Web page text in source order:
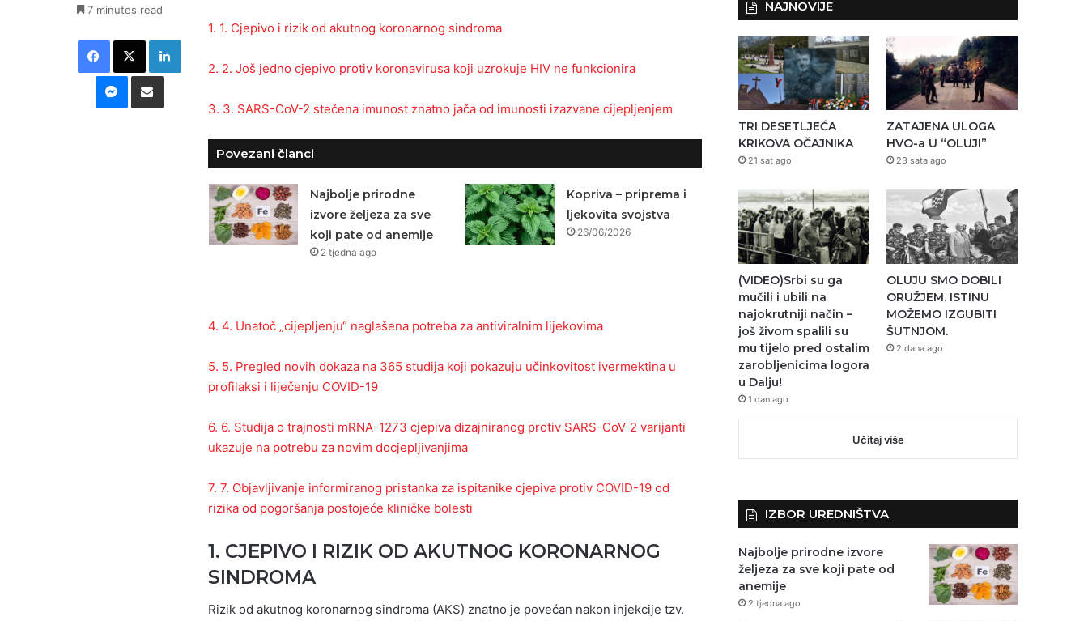
1. 1. Cjepivo i rizik od akutnog koronarnog sindroma
2. 2. Još jedno cjepivo protiv koronavirusa koji uzrokuje HIV ne funkcionira
3. 3. SARS-CoV-2 stečena imunost znatno jača od imunosti izazvane cijepljenjem
Povezani članci
Najbolje prirodne
izvore željeza za sve
koji pate od anemije
2 tjedna ago
Kopriva – priprema i
ljekovita svojstva
26/06/2026
4. 4. Unatoč „cijepljenju“ naglašena potreba za antiviralnim lijekovima
5. 5. Pregled novih dokaza na 365 studija koji pokazuju učinkovitost ivermektina u
profilaksi i liječenju COVID-19
6. 6. Studija o trajnosti mRNA-1273 cjepiva dizajniranog protiv SARS-CoV-2 varijanti
ukazuje na potrebu za novim docjepljivanjima
7. 7. Objavljivanje informiranog pristanka za ispitanike cjepiva protiv COVID-19 od
rizika od pogoršanja postojeće kliničke bolesti
1. CJEPIVO I RIZIK OD AKUTNOG KORONARNOG
SINDROMA
Rizik od akutnog koronarnog sindroma (AKS) znatno je povećan nakon injekcije tzv.
7 minutes read
Facebook
X LinkedIn
Messenger
Podijeli putem E-maila
NAJNOVIJE
TRI DESETLJEĆA
KRIKOVA OČAJNIKA
21 sat ago
ZATAJENA ULOGA
HVO-a U “OLUJI”
23 sata ago
(VIDEO)Srbi su ga
mučili i ubili na
najokrutniji način –
još živom spalili su
mu tijelo pred ostalim
zarobljenicima logora
u Dalju!
1 dan ago
OLUJU SMO DOBILI
ORUŽJEM. ISTINU
MOŽEMO IZGUBITI
ŠUTNJOM.
2 dana ago
Učitaj više
IZBOR UREDNIŠTVA
Najbolje prirodne izvore
željeza za sve koji pate od
anemije
2 tjedna ago